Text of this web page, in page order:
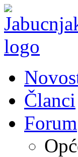
Članci
Forum